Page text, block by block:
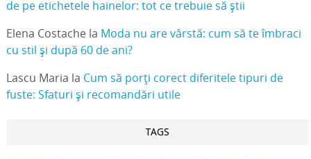
de pe etichetele hainelor: tot ce trebuie să știi
Elena Costachela Moda nu are vârstă: cum să te îmbraci
cu stil și după 60 de ani?
Lascu Maria la Cum să porți corect diferitele tipuri de
fuste: Sfaturi și recomandări utile
TAGS